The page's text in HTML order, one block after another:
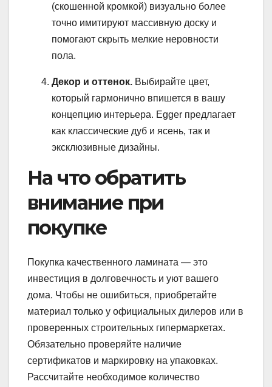
(скошенной кромкой) визуально более
точно имитируют массивную доску и
помогают скрыть мелкие неровности
пола.
Декор и оттенок. Выбирайте цвет,
который гармонично впишется в вашу
концепцию интерьера. Egger предлагает
как классические дуб и ясень, так и
эксклюзивные дизайны.
На что обратить
внимание при
покупке
Покупка качественного ламината — это
инвестиция в долговечность и уют вашего
дома. Чтобы не ошибиться, приобретайте
материал только у официальных дилеров или в
проверенных строительных гипермаркетах.
Обязательно проверяйте наличие
сертификатов и маркировку на упаковках.
Рассчитайте необходимое количество